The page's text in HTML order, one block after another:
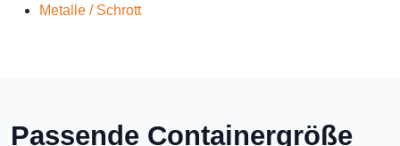
Metalle / Schrott
Passende Containergröße